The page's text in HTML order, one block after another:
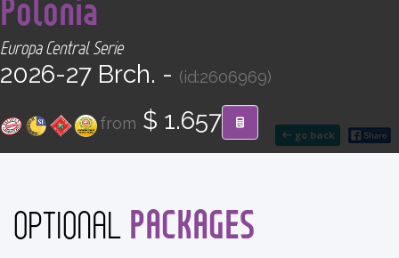
go back
Polonia
Europa Central Serie
2026-27 Brch. - (id:2606969)
from $ 1.657
OPTIONAL PACKAGES